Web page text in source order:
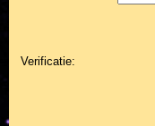
Verificatie: